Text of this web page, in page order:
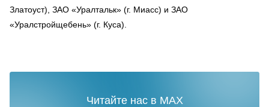
Златоуст), ЗАО «Уралтальк» (г. Миасс) и ЗАО
«Уралстройщебень» (г. Куса).
Читайте нас в MAX